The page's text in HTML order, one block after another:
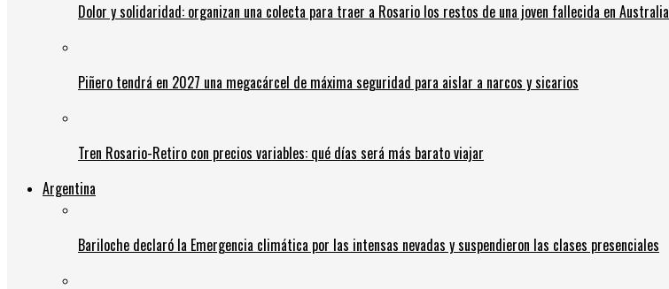
Dolor y solidaridad: organizan una colecta para traer a Rosario los restos de una joven fallecida en Australia
Piñero tendrá en 2027 una megacárcel de máxima seguridad para aislar a narcos y sicarios
Tren Rosario-Retiro con precios variables: qué días será más barato viajar
Argentina
Bariloche declaró la Emergencia climática por las intensas nevadas y suspendieron las clases presenciales